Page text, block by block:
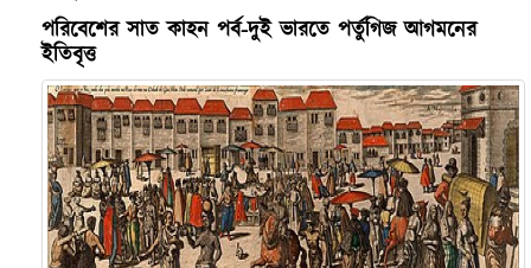
পরিবেশের সাত কাহন পর্ব-দুই ভারতে পর্তুগিজ আগমনের
ইতিবৃত্ত